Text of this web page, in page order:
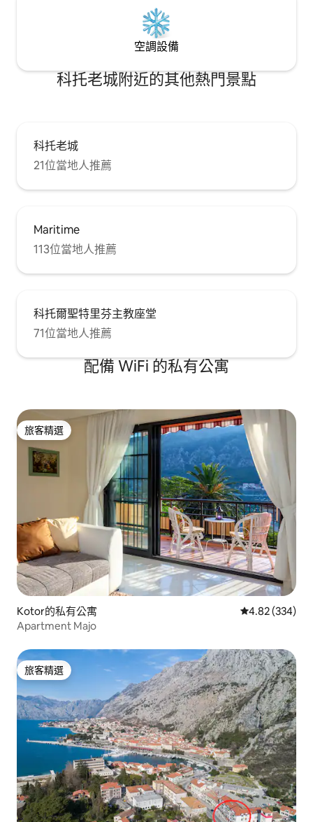
空調設備
科托老城附近的其他熱門景點
科托老城
21位當地人推薦
Maritime
113位當地人推薦
科托爾聖特里芬主教座堂
71位當地人推薦
配備 WiFi 的私有公寓
旅客精選
旅客精選
Kotor的私有公寓 從 334 則評價
4.82 (334)
Apartment Majo
旅客精選
旅客精選